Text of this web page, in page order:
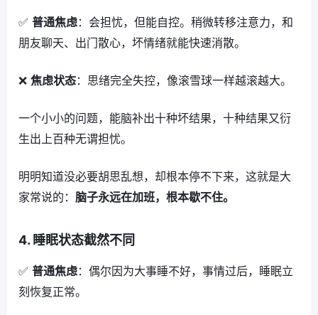
✅ 普通焦虑：会担忧，但能自控。稍微转移注意力，和
朋友聊天、出门散心，坏情绪就能快速消散。
❌ 焦虑状态：思绪完全失控，像滚雪球一样越滚越大。
一个小小的问题，能脑补出十种坏结果，十种结果又衍
生出上百种无谓担忧。
明明知道没必要胡思乱想，却根本停不下来，这就是大
家常说的： 脑子永远在加班，根本歇不住。
4. 睡眠状态截然不同
✅ 普通焦虑：偶尔因为大事睡不好，事情过后，睡眠立
刻恢复正常。